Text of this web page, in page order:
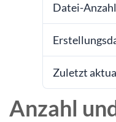
Datei-Anzahl
Zuletzt
Anzahl